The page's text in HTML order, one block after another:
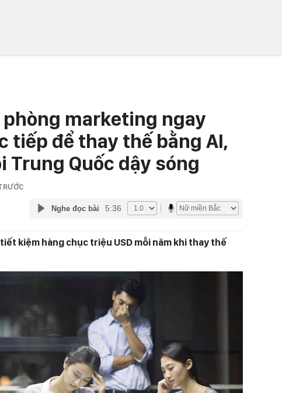
phòng marketing ngay
để thay thế bằng AI,
Trung Quốc dậy sóng
Nghe đọc bài 5:36
kiệm hàng chục triệu USD mỗi năm khi thay thế